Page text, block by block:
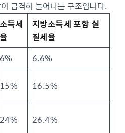
급격히 늘어나는 구조입니다.
소득세
율
지방소득세 포함 실
질세율
6%
6.6%
15% 16.5%
24% 26.4%